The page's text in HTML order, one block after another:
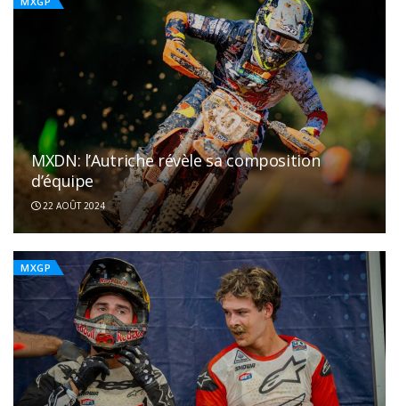
MXDN: l’Autriche révèle sa composition
d’équipe
22 AOÛT 2024
MXGP